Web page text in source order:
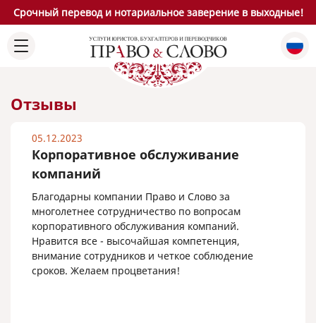
Срочный перевод и нотариальное заверение в выходные!
Отзывы
05.12.2023
Корпоративное обслуживание
компаний
Благодарны компании Право и Слово за
многолетнее сотрудничество по вопросам
корпоративного обслуживания компаний.
Нравится все - высочайшая компетенция,
внимание сотрудников и четкое соблюдение
сроков. Желаем процветания!